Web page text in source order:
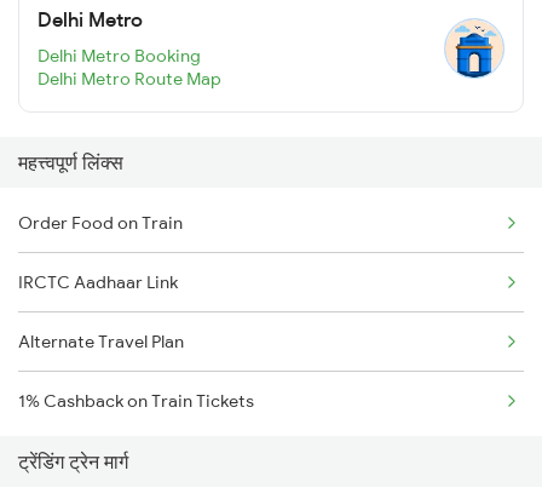
Delhi Metro
Delhi Metro Booking
Delhi Metro Route Map
महत्त्वपूर्ण लिंक्स
Order Food on Train
IRCTC Aadhaar Link
Alternate Travel Plan
1% Cashback on Train Tickets
ट्रेंडिंग ट्रेन मार्ग